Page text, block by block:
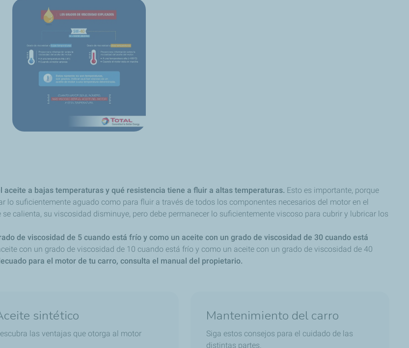
aceite a bajas temperaturas y qué resistencia tiene a fluir a altas temperaturas. Esto es importante, porque
suficientemente aguado como para fluir a través de todos los componentes necesarios del motor en el
calienta, su viscosidad disminuye, pero debe permanecer lo suficientemente viscoso para cubrir y lubricar los
de viscosidad de 5 cuando está frío y como un aceite con un grado de viscosidad de 30 cuando está
con un grado de viscosidad de 10 cuando está frío y como un aceite con un grado de viscosidad de 40
para el motor de tu carro, consulta el manual del propietario.
sintético
las ventajas que otorga al motor
Mantenimiento del carro
Siga estos consejos para el cuidado de las
distintas partes.